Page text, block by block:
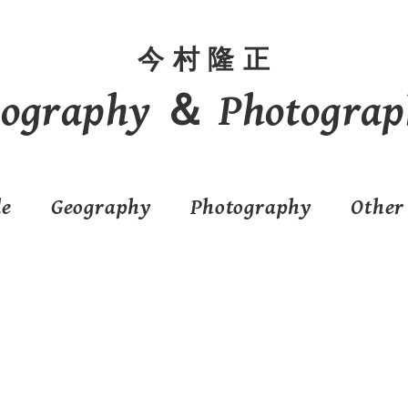
今 村 隆 正
＆
Geography Photography Other